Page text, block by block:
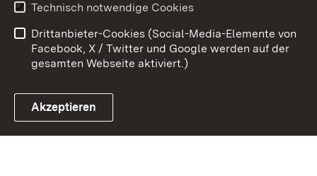
Link zum Landesportal
Barrierefreiheit
Benutzungshinweise
Impressum
Cookies
Technisch notwendige Cookies
Drittanbieter-Cookies (Social-Media-Elemente von
Facebook, X / Twitter und Google werden auf der
gesamten Webseite aktiviert.)
Akzeptieren